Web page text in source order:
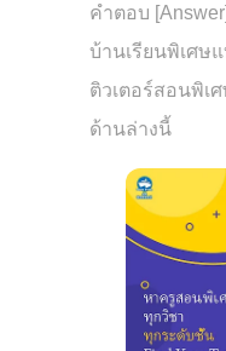
คำตอบ
บ้านเรียนพิเศษ
ติวเตอร์สอนพิเ
ด้านล่างนี้